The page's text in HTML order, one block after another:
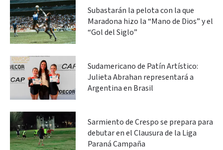
Subastarán la pelota con la que
Maradona hizo la “Mano de Dios” y el
“Gol del Siglo”
Sudamericano de Patín Artístico:
Julieta Abrahan representará a
Argentina en Brasil
Sarmiento de Crespo se prepara para
debutar en el Clausura de la Liga
Paraná Campaña